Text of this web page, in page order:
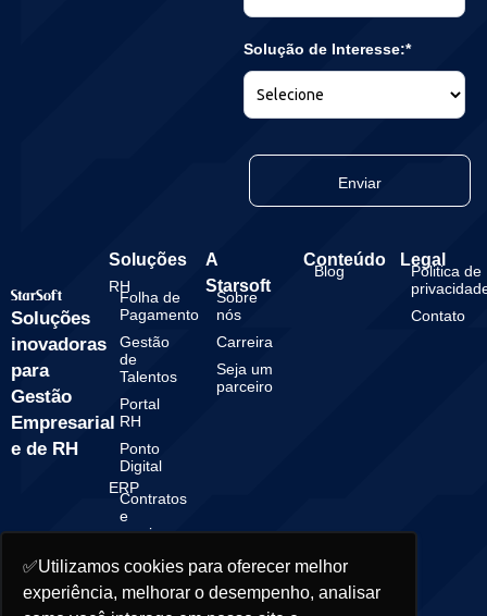
✅Utilizamos cookies para oferecer melhor
experiência, melhorar o desempenho, analisar
Solução de Interesse:*
Enviar
Soluções
inovadoras
para
Gestão
Empresarial
e de RH
Soluções
RH
Folha de
Pagamento
Gestão
de
Talentos
Portal
RH
Ponto
Digital
ERP
Contratos
e
serviços
Gestão
Financeira
A
Starsoft
Sobre
nós
Carreira
Seja um
parceiro
Conteúdo
Blog
Legal
Politica de
Contato